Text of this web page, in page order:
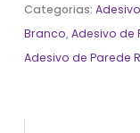
Categorias:
Branco,Adesivo de
Adesivo de Parede